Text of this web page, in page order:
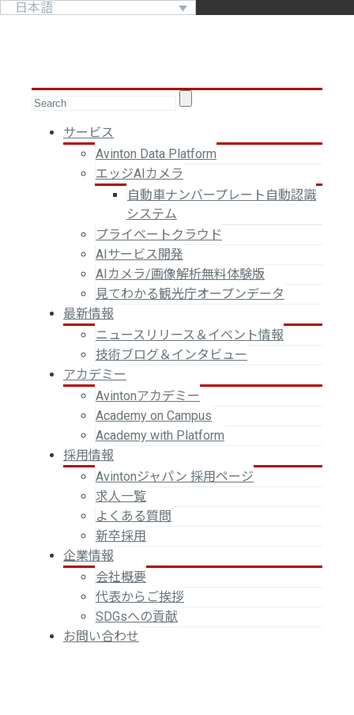
日本語
サービス
Avinton Data Platform
エッジAIカメラ
自動車ナンバープレート自動認識
システム
プライベートクラウド
AIサービス開発
AIカメラ/画像解析無料体験版
見てわかる観光庁オープンデータ
最新情報
ニュースリリース＆イベント情報
技術ブログ＆インタビュー
アカデミー
Avintonアカデミー
Academy on Campus
Academy with Platform
採用情報
Avintonジャパン 採用ページ
求人一覧
よくある質問
新卒採用
企業情報
会社概要
代表からご挨拶
SDGsへの貢献
お問い合わせ